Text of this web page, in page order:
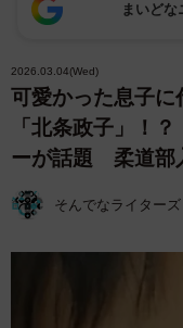
まいど
2026.03.04(Wed)
可愛かった息子に
「北条政子」！
ーが話題 柔道部
そんでなライターズ